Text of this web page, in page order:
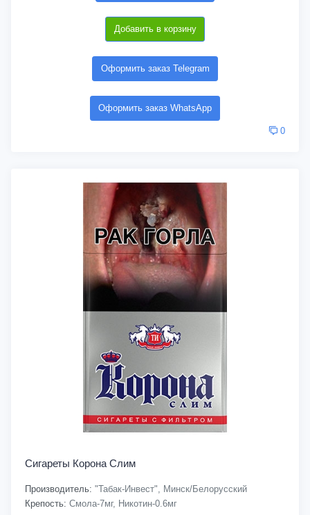
Добавить в корзину
Оформить заказ Telegram
Оформить заказ WhatsApp
0
Сигареты Корона Слим
Производитель: "Табак-Инвест", Минск/Белорусский
Крепость: Смола-7мг, Никотин-0.6мг